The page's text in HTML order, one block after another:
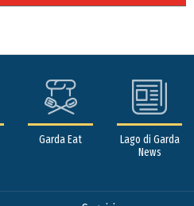
Garda Eat
Lago di Garda
News